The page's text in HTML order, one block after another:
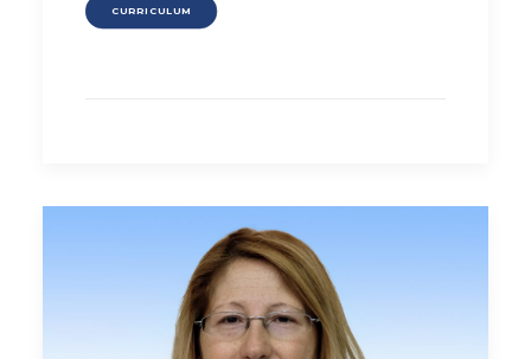
CURRICULUM